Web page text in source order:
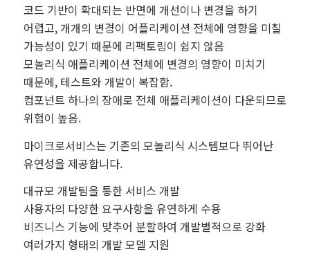
코드 기반이 확대되는 반면에 개선이나 변경을 하기
어렵고, 개개의 변경이 어플리케이션 전체에 영향을 미칠
가능성이 있기 때문에 리팩토링이 쉽지 않음
모놀리식 애플리케이션 전체에 변경의 영향이 미치기
때문에, 테스트와 개발이 복잡함.
컴포넌트 하나의 장애로 전체 애플리케이션이 다운되므로
위험이 높음.
마이크로서비스는 기존의 모놀리식 시스템보다 뛰어난
유연성을 제공합니다.
대규모 개발팀을 통한 서비스 개발
사용자의 다양한 요구사항을 유연하게 수용
비즈니스 기능에 맞추어 분할하여 개발별적으로 강화
여러가지 형태의 개발 모델 지원